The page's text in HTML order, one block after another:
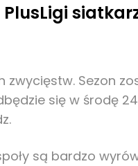
Sezon
się w środę
są bardzo